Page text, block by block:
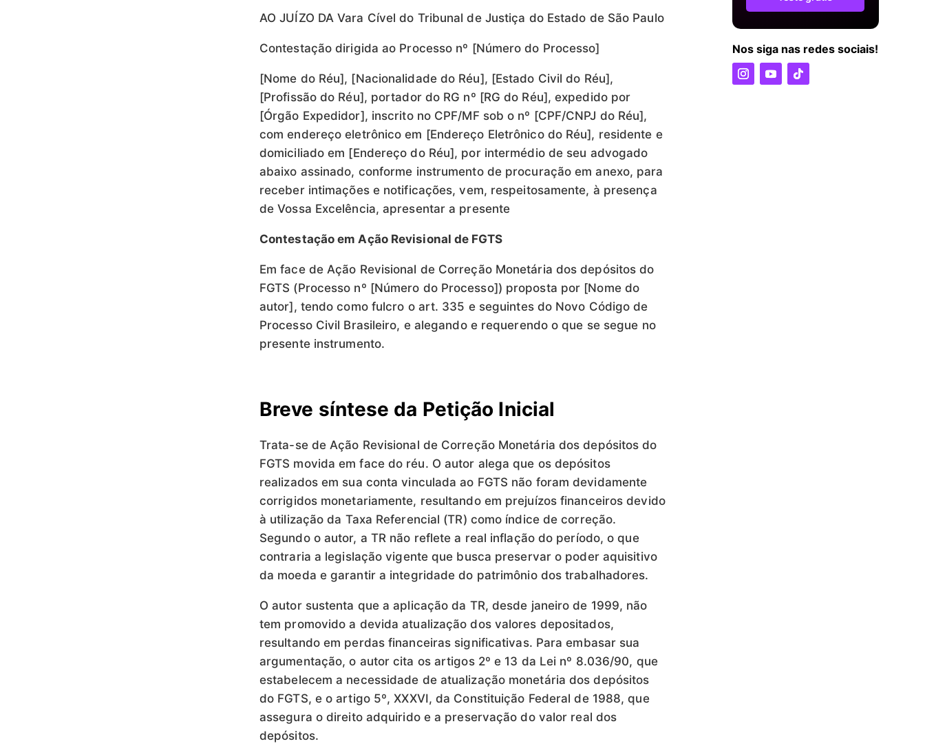
AO JUÍZO DA Vara Cível do Tribunal de Justiça do Estado de São Paulo
Contestação dirigida ao Processo nº [Número do Processo]
[Nome do Réu], [Nacionalidade do Réu], [Estado Civil do Réu],
[Profissão do Réu], portador do RG nº [RG do Réu], expedido por
[Órgão Expedidor], inscrito no CPF/MF sob o nº [CPF/CNPJ do Réu],
com endereço eletrônico em [Endereço Eletrônico do Réu], residente e
domiciliado em [Endereço do Réu], por intermédio de seu advogado
abaixo assinado, conforme instrumento de procuração em anexo, para
receber intimações e notificações, vem, respeitosamente, à presença
de Vossa Excelência, apresentar a presente
Contestação em Ação Revisional de FGTS
Em face de Ação Revisional de Correção Monetária dos depósitos do
FGTS (Processo nº [Número do Processo]) proposta por [Nome do
autor], tendo como fulcro o art. 335 e seguintes do Novo Código de
Processo Civil Brasileiro, e alegando e requerendo o que se segue no
presente instrumento.
Breve síntese da Petição Inicial
Trata-se de Ação Revisional de Correção Monetária dos depósitos do
FGTS movida em face do réu. O autor alega que os depósitos
realizados em sua conta vinculada ao FGTS não foram devidamente
corrigidos monetariamente, resultando em prejuízos financeiros devido
à utilização da Taxa Referencial (TR) como índice de correção.
Segundo o autor, a TR não reflete a real inflação do período, o que
contraria a legislação vigente que busca preservar o poder aquisitivo
da moeda e garantir a integridade do patrimônio dos trabalhadores.
O autor sustenta que a aplicação da TR, desde janeiro de 1999, não
tem promovido a devida atualização dos valores depositados,
resultando em perdas financeiras significativas. Para embasar sua
argumentação, o autor cita os artigos 2º e 13 da Lei nº 8.036/90, que
estabelecem a necessidade de atualização monetária dos depósitos
do FGTS, e o artigo 5º, XXXVI, da Constituição Federal de 1988, que
assegura o direito adquirido e a preservação do valor real dos
depósitos.
Nos siga nas redes sociais!